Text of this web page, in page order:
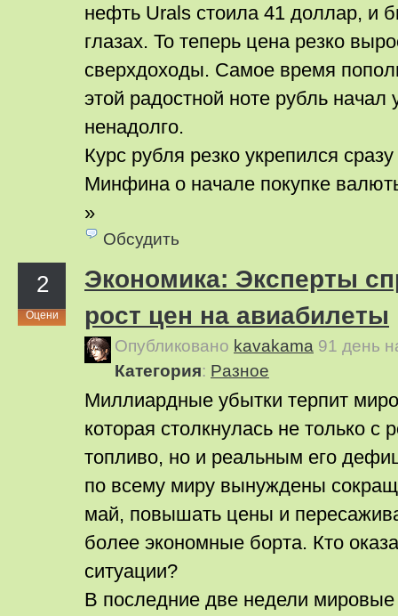
нефть Urals стоила 41 доллар, и
глазах. То теперь цена резко
сверхдоходы. Самое время
этой радостной ноте рубль начал
ненадолго.
Курс рубля резко укрепился
Минфина о начале покупке
»
Обсудить
2
Оцени
Экономика: Эксперты
рост цен на авиабилеты
Опубликовано kavakama 91 день
Категория: Pазное
Миллиардные убытки терпит
которая столкнулась не только с
топливо, но и реальным его
по всему миру вынуждены
май, повышать цены и
более экономные борта. Кто
ситуации?
В последние две недели